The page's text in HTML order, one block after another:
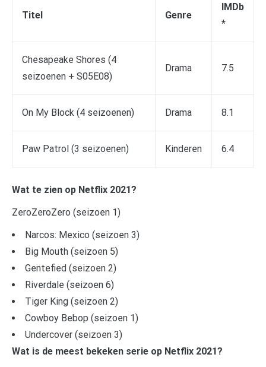
Titel Genre
IMDb
*
Chesapeake Shores (4
seizoenen + S05E08)
Drama 7.5
On My Block (4 seizoenen) Drama 8.1
Paw Patrol (3 seizoenen) Kinderen 6.4
Wat te zien op Netflix 2021?
ZeroZeroZero (seizoen 1)
Narcos: Mexico (seizoen 3)
Big Mouth (seizoen 5)
Gentefied (seizoen 2)
Riverdale (seizoen 6)
Tiger King (seizoen 2)
Cowboy Bebop (seizoen 1)
Undercover (seizoen 3)
Wat is de meest bekeken serie op Netflix 2021?